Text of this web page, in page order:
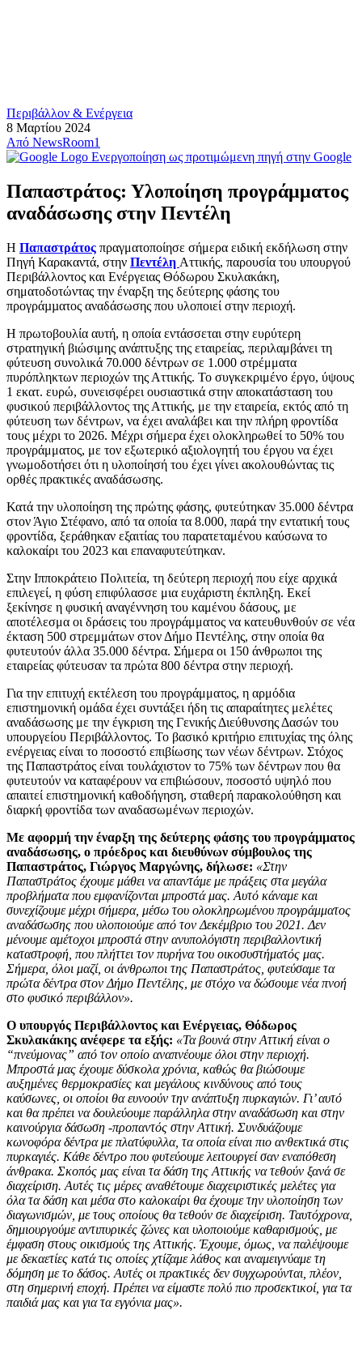
Περιβάλλον & Ενέργεια
8 Μαρτίου 2024
Από NewsRoom1
Ενεργοποίηση ως προτιμώμενη πηγή στην Google
Παπαστράτος: Υλοποίηση προγράμματος
αναδάσωσης στην Πεντέλη
Η Παπαστράτος πραγματοποίησε σήμερα ειδική εκδήλωση στην
Πηγή Καρακαντά, στην Πεντέλη Αττικής, παρουσία του υπουργού
Περιβάλλοντος και Ενέργειας Θόδωρου Σκυλακάκη,
σηματοδοτώντας την έναρξη της δεύτερης φάσης του
προγράµµατος αναδάσωσης που υλοποιεί στην περιοχή.
Η πρωτοβουλία αυτή, η οποία εντάσσεται στην ευρύτερη
στρατηγική βιώσιμης ανάπτυξης της εταιρείας, περιλαμβάνει τη
φύτευση συνολικά 70.000 δέντρων σε 1.000 στρέμματα
πυρόπληκτων περιοχών της Αττικής. Το συγκεκριμένο έργο, ύψους
1 εκατ. ευρώ, συνεισφέρει ουσιαστικά στην αποκατάσταση του
φυσικού περιβάλλοντος της Αττικής, με την εταιρεία, εκτός από τη
φύτευση των δέντρων, να έχει αναλάβει και την πλήρη φροντίδα
τους μέχρι το 2026. Μέχρι σήμερα έχει ολοκληρωθεί το 50% του
προγράμματος, με τον εξωτερικό αξιολογητή του έργου να έχει
γνωμοδοτήσει ότι η υλοποίησή του έχει γίνει ακολουθώντας τις
ορθές πρακτικές αναδάσωσης.
Κατά την υλοποίηση της πρώτης φάσης, φυτεύτηκαν 35.000 δέντρα
στον Άγιο Στέφανο, από τα οποία τα 8.000, παρά την εντατική τους
φροντίδα, ξεράθηκαν εξαιτίας του παρατεταμένου καύσωνα το
καλοκαίρι του 2023 και επαναφυτεύτηκαν.
Στην Ιπποκράτειο Πολιτεία, τη δεύτερη περιοχή που είχε αρχικά
επιλεγεί, η φύση επιφύλασσε μια ευχάριστη έκπληξη. Εκεί
ξεκίνησε η φυσική αναγέννηση του καμένου δάσους, με
αποτέλεσμα οι δράσεις του προγράμματος να κατευθυνθούν σε νέα
έκταση 500 στρεμμάτων στον Δήμο Πεντέλης, στην οποία θα
φυτευτούν άλλα 35.000 δέντρα. Σήμερα οι 150 άνθρωποι της
εταιρείας φύτευσαν τα πρώτα 800 δέντρα στην περιοχή.
Για την επιτυχή εκτέλεση του προγράμματος, η αρμόδια
επιστημονική ομάδα έχει συντάξει ήδη τις απαραίτητες μελέτες
αναδάσωσης με την έγκριση της Γενικής Διεύθυνσης Δασών του
υπουργείου Περιβάλλοντος. Το βασικό κριτήριο επιτυχίας της όλης
ενέργειας είναι το ποσοστό επιβίωσης των νέων δέντρων. Στόχος
της Παπαστράτος είναι τουλάχιστον το 75% των δέντρων που θα
φυτευτούν να καταφέρουν να επιβιώσουν, ποσοστό υψηλό που
απαιτεί επιστημονική καθοδήγηση, σταθερή παρακολούθηση και
διαρκή φροντίδα των αναδασωμένων περιοχών.
Με αφορμή την έναρξη της δεύτερης φάσης του προγράμματος
αναδάσωσης, ο πρόεδρος και διευθύνων σύμβουλος της
Παπαστράτος, Γιώργος Μαργώνης, δήλωσε: «Στην
Παπαστράτος έχουμε μάθει να απαντάμε με πράξεις στα μεγάλα
προβλήματα που εμφανίζονται μπροστά μας. Αυτό κάναμε και
συνεχίζουμε μέχρι σήμερα, μέσω του ολοκληρωμένου προγράμματος
αναδάσωσης που υλοποιούμε από τον Δεκέμβριο του 2021. Δεν
μένουμε αμέτοχοι μπροστά στην ανυπολόγιστη περιβαλλοντική
καταστροφή, που πλήττει τον πυρήνα του οικοσυστήματός μας.
Σήμερα, όλοι μαζί, οι άνθρωποι της Παπαστράτος, φυτεύσαμε τα
πρώτα δέντρα στον Δήμο Πεντέλης, με στόχο να δώσουμε νέα πνοή
στο φυσικό περιβάλλον».
Ο υπουργός Περιβάλλοντος και Ενέργειας, Θόδωρος
Σκυλακάκης ανέφερε τα εξής: «Τα βουνά στην Αττική είναι ο
“πνεύμονας” από τον οποίο αναπνέουμε όλοι στην περιοχή.
Μπροστά μας έχουμε δύσκολα χρόνια, καθώς θα βιώσουμε
αυξημένες θερμοκρασίες και μεγάλους κινδύνους από τους
καύσωνες, οι οποίοι θα ευνοούν την ανάπτυξη πυρκαγιών. Γι’ αυτό
και θα πρέπει να δουλεύουμε παράλληλα στην αναδάσωση και στην
καινούργια δάσωση -προπαντός στην Αττική. Συνδυάζουμε
κωνοφόρα δέντρα με πλατύφυλλα, τα οποία είναι πιο ανθεκτικά στις
πυρκαγιές. Κάθε δέντρο που φυτεύουμε λειτουργεί σαν εναπόθεση
άνθρακα. Σκοπός μας είναι τα δάση της Αττικής να τεθούν ξανά σε
διαχείριση. Αυτές τις μέρες αναθέτουμε διαχειριστικές μελέτες για
όλα τα δάση και μέσα στο καλοκαίρι θα έχουμε την υλοποίηση των
διαγωνισμών, με τους οποίους θα τεθούν σε διαχείριση. Ταυτόχρονα,
δημιουργούμε αντιπυρικές ζώνες και υλοποιούμε καθαρισμούς, με
έμφαση στους οικισμούς της Αττικής. Έχουμε, όμως, να παλέψουμε
με δεκαετίες κατά τις οποίες χτίζαμε λάθος και αναμειγνύαμε τη
δόμηση με το δάσος. Αυτές οι πρακτικές δεν συγχωρούνται, πλέον,
στη σημερινή εποχή. Πρέπει να είμαστε πολύ πιο προσεκτικοί, για τα
παιδιά μας και για τα εγγόνια μας».